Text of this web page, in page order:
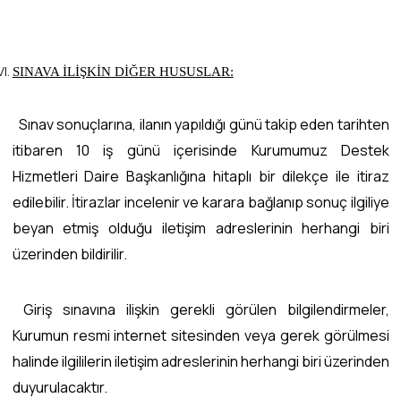
SINAVA İLİŞKİN DİĞER HUSUSLAR:
Sınav sonuçlarına, ilanın yapıldığı günü takip eden tarihten
itibaren 10 iş günü içerisinde Kurumumuz Destek
Hizmetleri Daire Başkanlığına hitaplı bir dilekçe ile itiraz
edilebilir. İtirazlar incelenir ve karara bağlanıp sonuç ilgiliye
beyan etmiş olduğu iletişim adreslerinin herhangi biri
üzerinden bildirilir.
Giriş sınavına ilişkin gerekli görülen bilgilendirmeler,
Kurumun resmi internet sitesinden veya gerek görülmesi
halinde ilgililerin iletişim adreslerinin herhangi biri üzerinden
duyurulacaktır.